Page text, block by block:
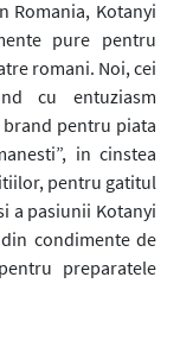
Romania, Kotanyi
pure pentru
romani. Noi, cei
cu entuziasm
brand pentru piata
in cinstea
pentru gatitul
a pasiunii Kotanyi
condimente de
preparatele